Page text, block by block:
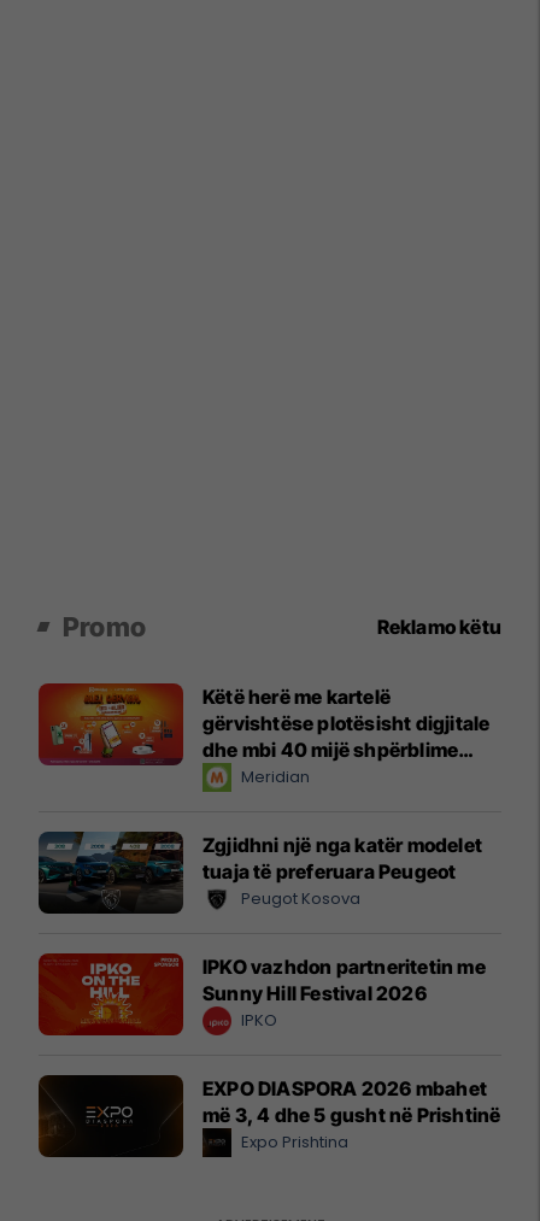
Promo Reklamo këtu
Këtë herë me kartelë
gërvishtëse plotësisht digjitale
dhe mbi 40 mijë shpërblime
instant!Meridian
Zgjidhni një nga katër modelet
tuaja të preferuara Peugeot
Peugot Kosova
IPKO vazhdon partneritetin me
Sunny Hill Festival 2026
IPKO
EXPO DIASPORA 2026 mbahet
më 3, 4 dhe 5 gusht në Prishtinë
Expo Prishtina